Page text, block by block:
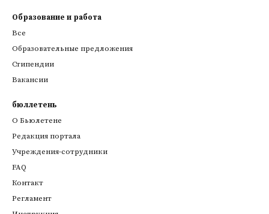
Образование и работа
Все
Образовательные предложения
Стипендии
Вакансии
бюллетень
О Бьюлетене
Редакция портала
Учреждения-сотрудники
FAQ
Контакт
Регламент